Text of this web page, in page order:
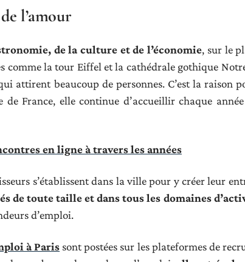
l’amour
de la culture et de l’économie, sur le
comme la tour Eiffel et la cathédrale gothique
attirent beaucoup de personnes. C’est la raison
France, elle continue d’accueillir chaque
en ligne à travers les années
s’établissent dans la ville pour y créer leur
de toute taille et dans tous les domaines
d’emploi.
à Paris sont postées sur les plateformes de